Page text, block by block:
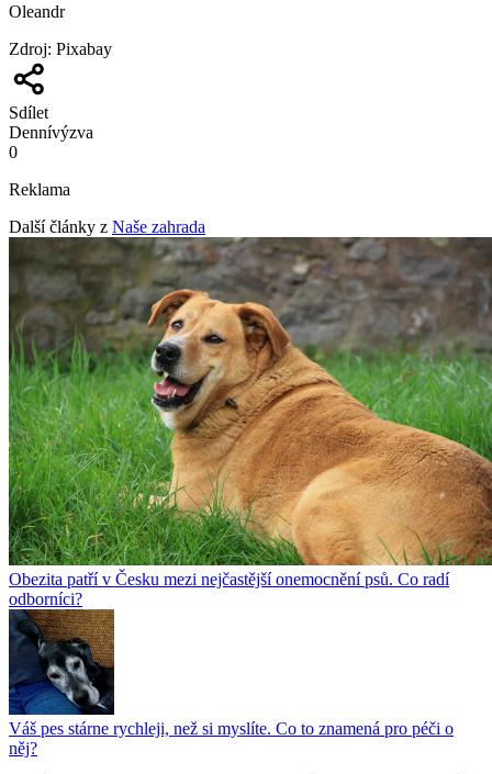
Oleandr
Zdroj: Pixabay
Sdílet
Dennívýzva
0
Reklama
Další články z Naše zahrada
Obezita patří v Česku mezi nejčastější onemocnění psů. Co radí
odborníci?
Váš pes stárne rychleji, než si myslíte. Co to znamená pro péči o
něj?